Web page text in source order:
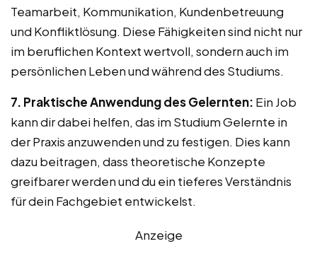
Teamarbeit, Kommunikation, Kundenbetreuung
und Konfliktlösung. Diese Fähigkeiten sind nicht nur
im beruflichen Kontext wertvoll, sondern auch im
persönlichen Leben und während des Studiums.
7. Praktische Anwendung des Gelernten: Ein Job
kann dir dabei helfen, das im Studium Gelernte in
der Praxis anzuwenden und zu festigen. Dies kann
dazu beitragen, dass theoretische Konzepte
greifbarer werden und du ein tieferes Verständnis
für dein Fachgebiet entwickelst.
Anzeige